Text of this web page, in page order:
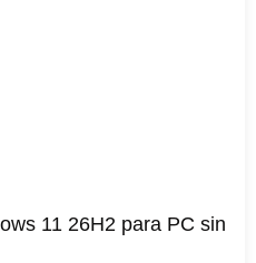
11 26H2 para PC sin